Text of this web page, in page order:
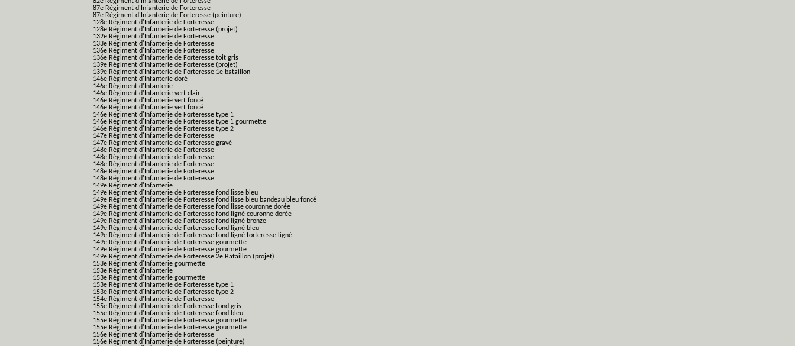
87e Régiment d'Infanterie de Forteresse
87e Régiment d'Infanterie de Forteresse (peinture)
128e Régiment d'Infanterie de Forteresse
128e Régiment d'Infanterie de Forteresse (projet)
132e Régiment d'Infanterie de Forteresse
133e Régiment d'Infanterie de Forteresse
136e Régiment d'Infanterie de Forteresse
136e Régiment d'Infanterie de Forteresse toit gris
139e Régiment d'Infanterie de Forteresse (projet)
139e Régiment d'Infanterie de Forteresse 1e bataillon
146e Régiment d'Infanterie doré
146e Régiment d'Infanterie
146e Régiment d'Infanterie vert clair
146e Régiment d'Infanterie vert foncé
146e Régiment d'Infanterie vert foncé
146e Régiment d'Infanterie de Forteresse type 1
146e Régiment d'Infanterie de Forteresse type 1 gourmette
146e Régiment d'Infanterie de Forteresse type 2
147e Régiment d'Infanterie de Forteresse
147e Régiment d'Infanterie de Forteresse gravé
148e Régiment d'Infanterie de Forteresse
148e Régiment d'Infanterie de Forteresse
148e Régiment d'Infanterie de Forteresse
148e Régiment d'Infanterie de Forteresse
148e Régiment d'Infanterie de Forteresse
149e Régiment d'Infanterie
149e Régiment d'Infanterie de Forteresse fond lisse bleu
149e Régiment d'Infanterie de Forteresse fond lisse bleu bandeau bleu foncé
149e Régiment d'Infanterie de Forteresse fond lisse couronne dorée
149e Régiment d'Infanterie de Forteresse fond ligné couronne dorée
149e Régiment d'Infanterie de Forteresse fond ligné bronze
149e Régiment d'Infanterie de Forteresse fond ligné bleu
149e Régiment d'Infanterie de Forteresse fond ligné forteresse ligné
149e Régiment d'Infanterie de Forteresse gourmette
149e Régiment d'Infanterie de Forteresse gourmette
149e Régiment d'Infanterie de Forteresse 2e Bataillon (projet)
153e Régiment d'Infanterie gourmette
153e Régiment d'Infanterie
153e Régiment d'Infanterie gourmette
153e Régiment d'Infanterie de Forteresse type 1
153e Régiment d'Infanterie de Forteresse type 2
154e Régiment d'Infanterie de Forteresse
155e Régiment d'Infanterie de Forteresse fond gris
155e Régiment d'Infanterie de Forteresse fond bleu
155e Régiment d'Infanterie de Forteresse gourmette
155e Régiment d'Infanterie de Forteresse gourmette
156e Régiment d'Infanterie de Forteresse
156e Régiment d'Infanterie de Forteresse (peinture)